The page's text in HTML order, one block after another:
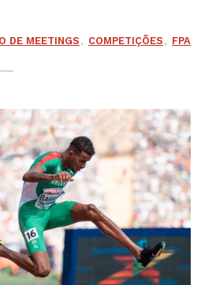
DE MEETINGS COMPETIÇÕES
FPA